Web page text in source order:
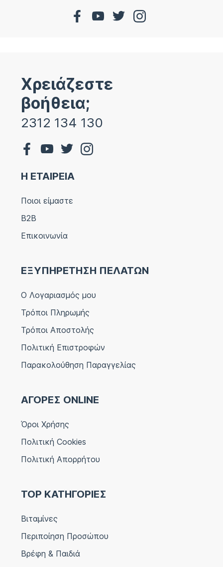
Χρειάζεστε
βοήθεια;
2312 134 130
Η ΕΤΑΙΡΕΙΑ
Ποιοι είμαστε
B2B
Επικοινωνία
ΕΞΥΠΗΡΕΤΗΣΗ ΠΕΛΑΤΩΝ
Ο Λογαριασμός μου
Τρόποι Πληρωμής
Τρόποι Αποστολής
Πολιτική Επιστροφών
Παρακολούθηση Παραγγελίας
ΑΓΟΡΕΣ ONLINE
Όροι Χρήσης
Πολιτική Cookies
Πολιτική Απορρήτου
TOP ΚΑΤΗΓΟΡΙΕΣ
Βιταμίνες
Περιποίηση Προσώπου
Βρέφη & Παιδιά